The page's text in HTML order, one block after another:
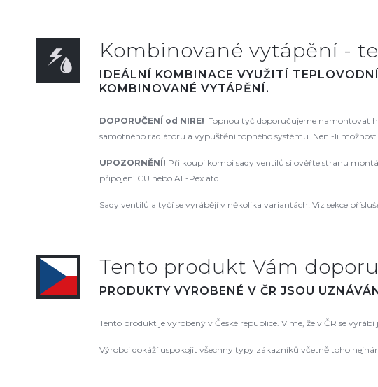
Kombinované vytápění -
IDEÁLNÍ KOMBINACE VYUŽITÍ
KOMBINOVANÉ VYTÁPĚNÍ.
DOPORUČENÍ od NIRE! Topnou tyč doporučujeme namontovat
samotného radiátoru a vypuštění topného systému. Není-li
UPOZORNĚNÍ! Při koupi kombi sady ventilů si ověřte stranu
připojení CU nebo AL-Pex atd.
Sady ventilů a tyčí se vyrábějí v několika variantách! Viz sekce
Tento produkt Vám
PRODUKTY VYROBENÉ V ČR JSOU
Tento produkt je vyrobený v České republice. Víme, že v ČR se
Výrobci dokáží uspokojit všechny typy zákazníků včetně toho